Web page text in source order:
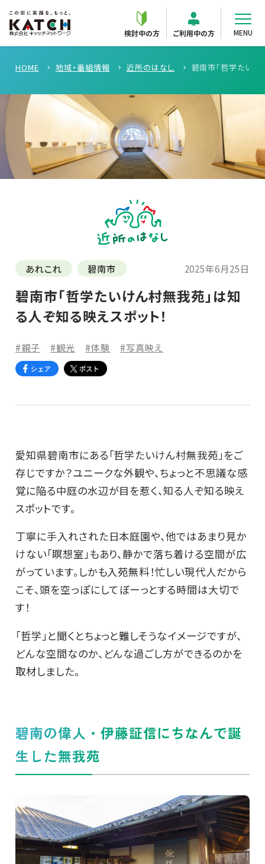
検討中の方 ご利用中の方 MENU
HOME 地域・番組情報 近所のはなし 碧南市「哲学たいけ
あれこれ 碧南市 2025年6月25日
碧南市「哲学たいけん村無我苑」は知
る人ぞ知る映えスポット！
#親子 #観光 #体験 #写真映え
愛知県碧南市にある「哲学たいけん村無我苑」をご
存じですか？ユニークな外観や、ちょっと不思議な感
覚に陥る中庭の水辺が目を惹く、知る人ぞ知る映え
スポットです。
丁寧に手入れされた日本庭園や、他ではあまり見か
けない「瞑想室」もあり、静かで落ち着ける空間が広
がっています。しかも入苑無料！忙しい現代人だから
こそ、頭を空っぽにしてぼーっとする時間は大切で
す！
「哲学」と聞くとちょっと難しそうなイメージですが、
どんな空間なのか、どんな過ごし方ができるのかを
取材しました。
碧南の偉人・伊藤証信にちなんで誕
生した無我苑